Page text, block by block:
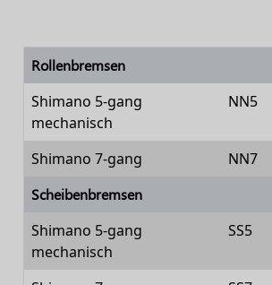
Rollenbremsen
Shimano 5-gang
mechanisch
NN5
Shimano 7-gang NN7
Scheibenbremsen
Shimano 5-gang
mechanisch
SS5